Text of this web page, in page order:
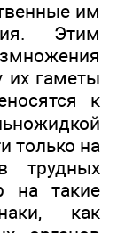
им
Этим
их гаметы
к
только на
трудных
на такие
как